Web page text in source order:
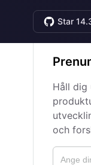
Star
Håll dig
och